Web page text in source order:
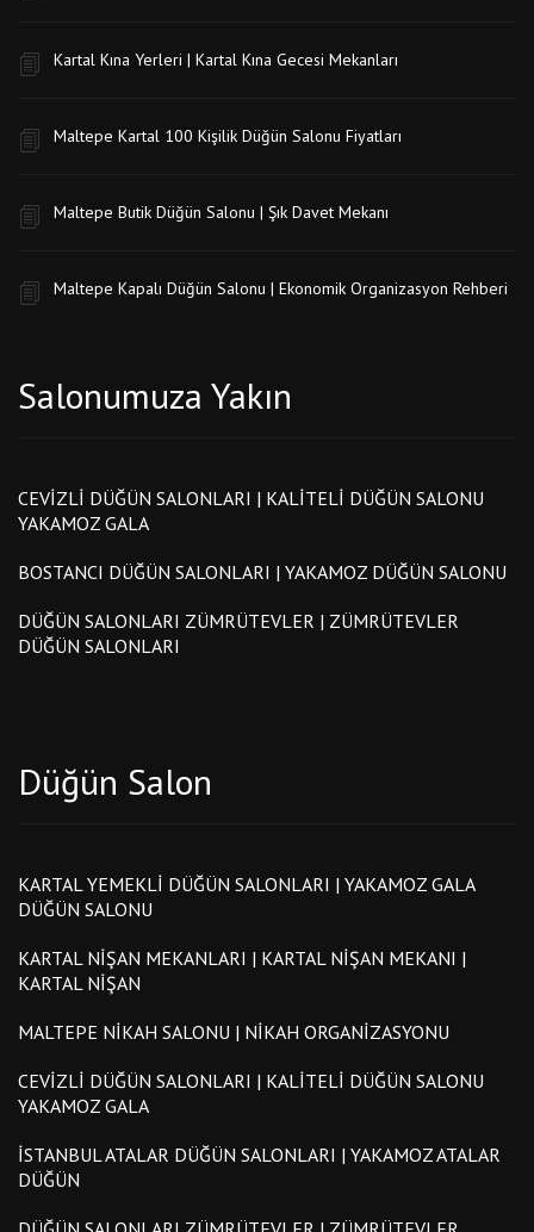
Kartal Kına Yerleri | Kartal Kına Gecesi Mekanları
Maltepe Kartal 100 Kişilik Düğün Salonu Fiyatları
Maltepe Butik Düğün Salonu | Şık Davet Mekanı
Maltepe Kapalı Düğün Salonu | Ekonomik Organizasyon Rehberi
Salonumuza Yakın
CEVIZLI DÜĞÜN SALONLARI | KALITELI DÜĞÜN SALONU
YAKAMOZ GALA
BOSTANCI DÜĞÜN SALONLARI | YAKAMOZ DÜĞÜN SALONU
DÜĞÜN SALONLARI ZÜMRÜTEVLER | ZÜMRÜTEVLER
DÜĞÜN SALONLARI
Düğün Salon
KARTAL YEMEKLI DÜĞÜN SALONLARI | YAKAMOZ GALA
DÜĞÜN SALONU
KARTAL NIŞAN MEKANLARI | KARTAL NIŞAN MEKANI |
KARTAL NIŞAN
MALTEPE NIKAH SALONU | NIKAH ORGANIZASYONU
CEVIZLI DÜĞÜN SALONLARI | KALITELI DÜĞÜN SALONU
YAKAMOZ GALA
İSTANBUL ATALAR DÜĞÜN SALONLARI | YAKAMOZ ATALAR
DÜĞÜN